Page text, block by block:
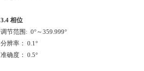
3.4 相位
调节范围: 0°～359.999°
分辨率： 0.1°
准确度： 0.5°